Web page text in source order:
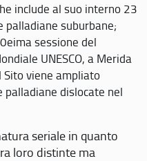
include al suo interno 23
palladiane suburbane;
sessione del
UNESCO, a Merida
Sito viene ampliato
dislocate nel
seriale in quanto
loro distinte ma